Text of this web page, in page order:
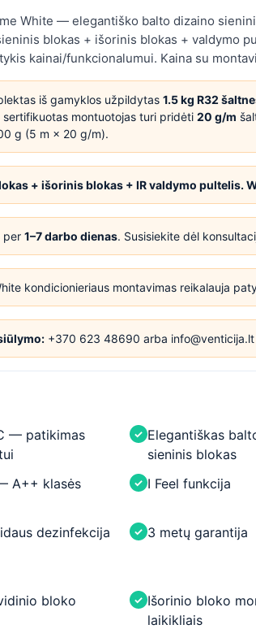
White — elegantiško balto dizaino
blokas + išorinis blokas + valdymo
kainai/funkcionalumui. Kaina su
iš gamyklos užpildytas 1.5 kg R32
montuotojas turi pridėti 20 g/m
g (5 m × 20 g/m).
+ išorinis blokas + IR valdymo pultelis.
per 1–7 darbo dienas. Susisiekite dėl
kondicionieriaus montavimas reikalauja
+370 623 48690 arba info@venticija.lt
— patikimas
✓ Elegantiškas
sieninis blokas
A++ klasės
✓ I Feel funkcija
dezinfekcija ✓ 3 metų garantija
bloko
✓ Išorinio bloko
laikikliais